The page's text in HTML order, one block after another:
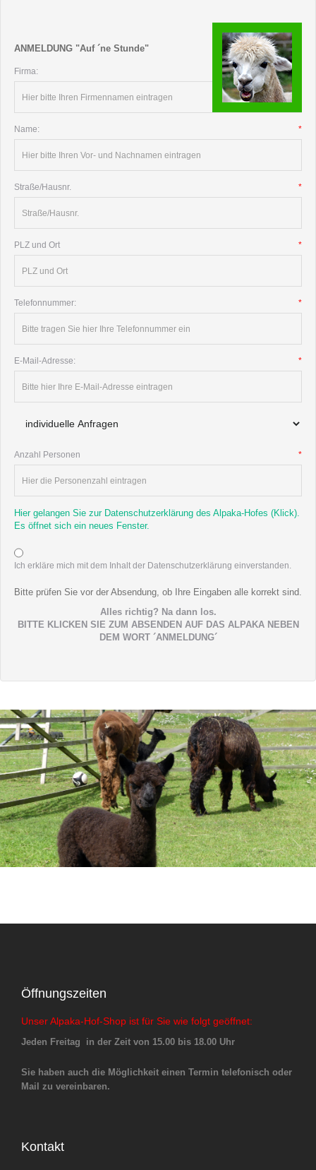
ANMELDUNG "Auf ´ne Stunde"
Firma:
Name: *
Straße/Hausnr. *
PLZ und Ort *
Telefonnummer: *
E-Mail-Adresse: *
Anzahl Personen *
Hier gelangen Sie zur Datenschutzerklärung des Alpaka-Hofes (Klick).
Es öffnet sich ein neues Fenster.
Ich erkläre mich mit dem Inhalt der Datenschutzerklärung einverstanden.
Bitte prüfen Sie vor der Absendung, ob Ihre Eingaben alle korrekt sind.
Alles richtig? Na dann los.
BITTE KLICKEN SIE ZUM ABSENDEN AUF DAS ALPAKA NEBEN
DEM WORT ´ANMELDUNG´
Öffnungszeiten
Unser Alpaka-Hof-Shop ist für Sie wie folgt geöffnet:
Jeden Freitag in der Zeit von 15.00 bis 18.00 Uhr
Sie haben auch die Möglichkeit einen Termin telefonisch oder
Mail zu vereinbaren.
Kontakt